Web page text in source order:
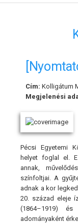
Cím: Kolligátum
Megjelenési
Pécsi Egyetemi
helyet foglal el.
annak,
színfoltjai. A
adnak a kor
20. század eleje
(1864–1919)
adományaként